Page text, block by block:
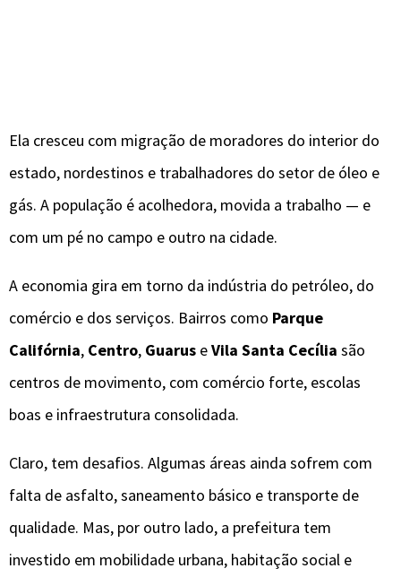
Ela cresceu com migração de moradores do interior do
estado, nordestinos e trabalhadores do setor de óleo e
gás. A população é acolhedora, movida a trabalho — e
com um pé no campo e outro na cidade.
A economia gira em torno da indústria do petróleo, do
comércio e dos serviços. Bairros como Parque
Califórnia, Centro, Guarus eVila Santa Cecília são
centros de movimento, com comércio forte, escolas
boas e infraestrutura consolidada.
Claro, tem desafios. Algumas áreas ainda sofrem com
falta de asfalto, saneamento básico e transporte de
qualidade. Mas, por outro lado, a prefeitura tem
investido em mobilidade urbana, habitação social e